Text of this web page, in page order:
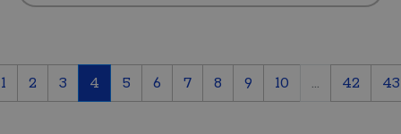
1 2 3 4 5 6 7 8 9 10 ... 42 43